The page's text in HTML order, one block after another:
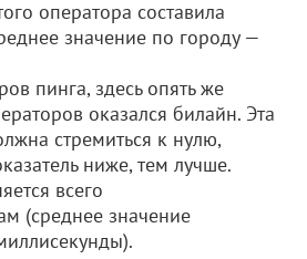
оператора составила
значение по городу —
пинга, здесь опять же
оказался билайн. Эта
стремиться к нулю,
ниже, тем лучше.
всего
(среднее значение